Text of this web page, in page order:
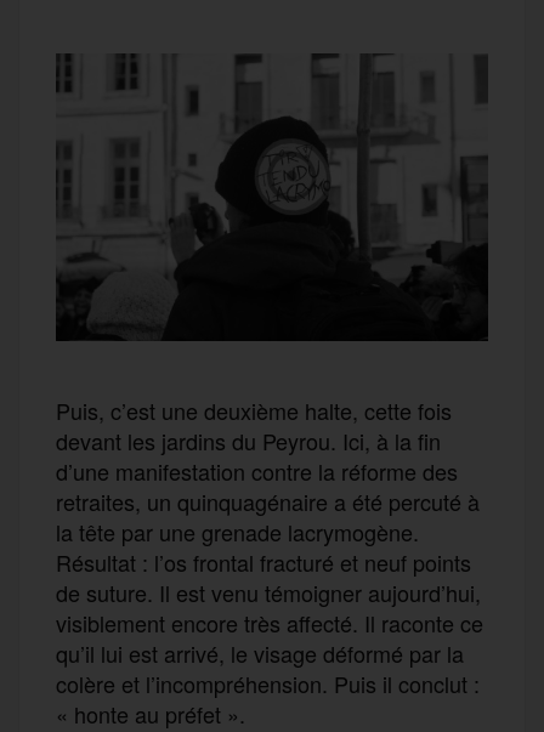
Puis, c’est une deuxième halte, cette fois
devant les jardins du Peyrou. Ici, à la fin
d’une manifestation contre la réforme des
retraites, un quinquagénaire a été percuté à
la tête par une grenade lacrymogène.
Résultat : l’os frontal fracturé et neuf points
de suture. Il est venu témoigner aujourd’hui,
visiblement encore très affecté. Il raconte ce
qu’il lui est arrivé, le visage déformé par la
colère et l’incompréhension. Puis il conclut :
« honte au préfet ».